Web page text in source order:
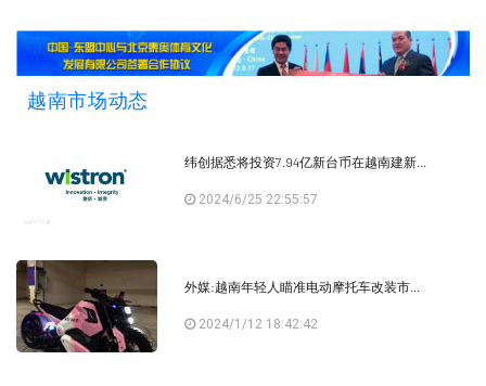
越南市场动态
纬创据悉将投资7.94亿新台币在越南建新...
2024/6/25 22:55:57
外媒:越南年轻人瞄准电动摩托车改装市...
2024/1/12 18:42:42